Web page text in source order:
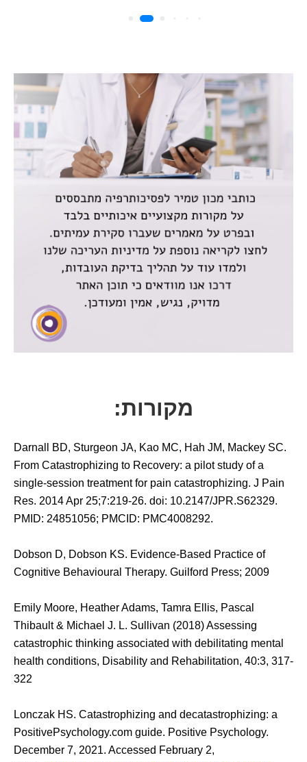
מקורות:
Darnall BD, Sturgeon JA, Kao MC, Hah JM, Mackey SC.
From Catastrophizing to Recovery: a pilot study of a
single-session treatment for pain catastrophizing. J Pain
Res. 2014 Apr 25;7:219-26. doi: 10.2147/JPR.S62329.
PMID: 24851056; PMCID: PMC4008292.
Dobson D, Dobson KS. Evidence-Based Practice of
Cognitive Behavioural Therapy. Guilford Press; 2009
Emily Moore, Heather Adams, Tamra Ellis, Pascal
Thibault & Michael J. L. Sullivan (2018) Assessing
catastrophic thinking associated with debilitating mental
health conditions, Disability and Rehabilitation, 40:3, 317-
322
Lonczak HS. Catastrophizing and decatastrophizing: a
PositivePsychology.com guide. Positive Psychology.
December 7, 2021. Accessed February 2,